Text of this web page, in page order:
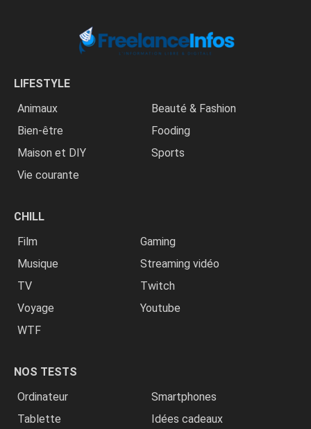
LIFESTYLE
Animaux
Beauté & Fashion
Bien-être
Fooding
Maison et DIY
Sports
Vie courante
CHILL
Film
Gaming
Musique
Streaming vidéo
TV
Twitch
Voyage
Youtube
WTF
NOS TESTS
Ordinateur
Smartphones
Tablette
Idées cadeaux